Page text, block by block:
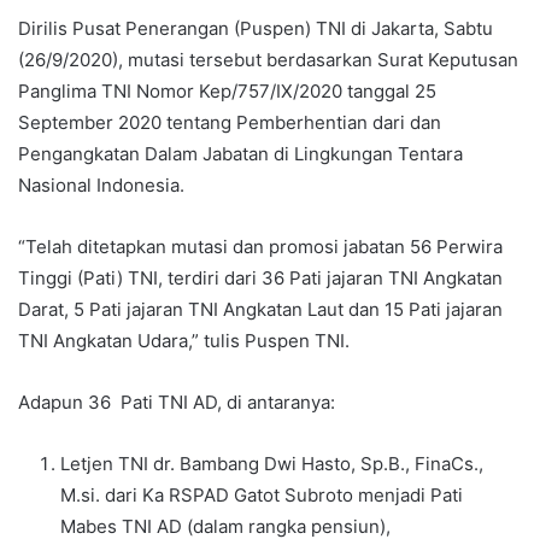
Dirilis Pusat Penerangan (Puspen) TNI di Jakarta, Sabtu
(26/9/2020), mutasi tersebut berdasarkan Surat Keputusan
Panglima TNI Nomor Kep/757/IX/2020 tanggal 25
September 2020 tentang Pemberhentian dari dan
Pengangkatan Dalam Jabatan di Lingkungan Tentara
Nasional Indonesia.
“Telah ditetapkan mutasi dan promosi jabatan 56 Perwira
Tinggi (Pati) TNI, terdiri dari 36 Pati jajaran TNI Angkatan
Darat, 5 Pati jajaran TNI Angkatan Laut dan 15 Pati jajaran
TNI Angkatan Udara,” tulis Puspen TNI.
Adapun 36 Pati TNI AD, di antaranya:
Letjen TNI dr. Bambang Dwi Hasto, Sp.B., FinaCs.,
M.si. dari Ka RSPAD Gatot Subroto menjadi Pati
Mabes TNI AD (dalam rangka pensiun),